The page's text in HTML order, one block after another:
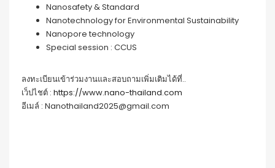
Nanosafety & Standard
Nanotechnology for Environmental Sustainability
Nanopore technology
Special session : CCUS
ลงทะเบียนเข้าร่วมงานและสอบถามเพิ่มเติมได้ที่..
เว็ปไชต์ : https://www.nano-thailand.com
อีเมล์ : Nanothailand2025@gmail.com